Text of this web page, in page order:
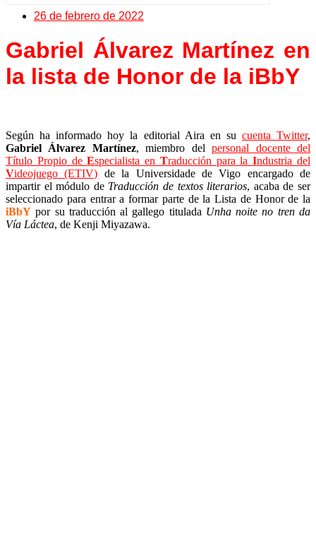
26 de febrero de 2022
Gabriel Álvarez Martínez en
la lista de Honor de la iBbY
Según ha informado hoy la editorial Aira en su cuenta Twitter,
Gabriel Álvarez Martínez, miembro delpersonal docente del
Título Propio deEspecialista en Traducción para laIndustria del
Videojuego (ETIV) de la Universidade de Vigo encargado de
impartir el módulo de Traducción de textos literarios, acaba de ser
seleccionado para entrar a formar parte de la Lista de Honor de la
iBbY por su traducción al gallego titulada Unha noite no tren da
Vía Láctea, de Kenji Miyazawa.